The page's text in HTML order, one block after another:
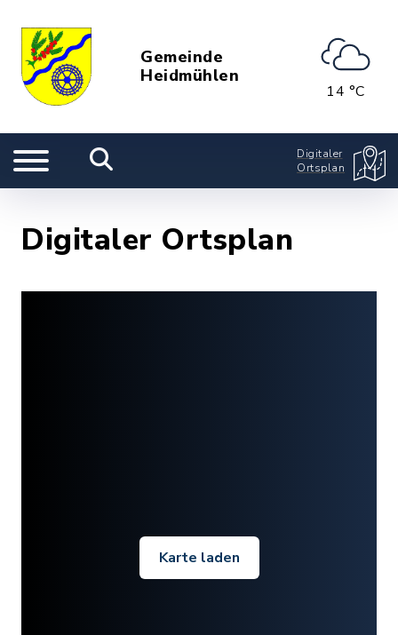
Gemeinde
Heidmühlen
14 °C
Digitaler
Ortsplan
Digitaler Ortsplan
Karte laden